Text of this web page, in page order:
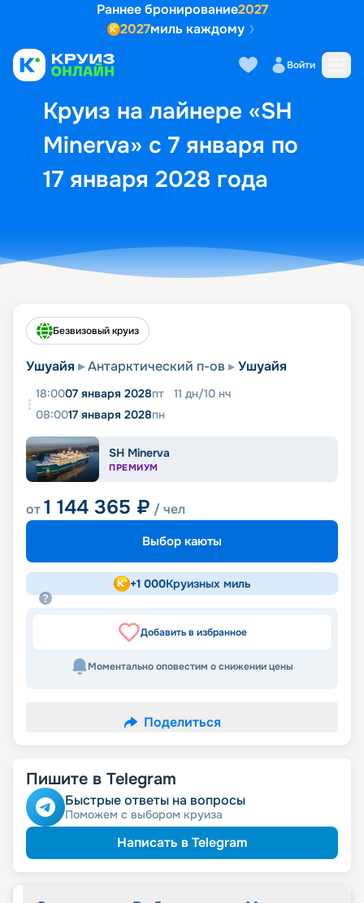
Раннее бронирование2027
2027миль каждому
Войти
Круиз на лайнере «SH
Minerva» с 7 января по
17 января 2028 года
Выбор кают Маршрут и
Безвизовый круиз
Ушуайя Антарктический п-ов Ушуайя
18:0007 января 2028пт 11 дн/10 нч
08:0017 января 2028пн
SH Minerva
ПРЕМИУМ
от1 144 365 ₽ / чел
Выбор каюты
+1 000Круизных миль
Добавить в избранное
Моментально оповестим о снижении цены
Поделиться
Пишите в Telegram
Быстрые ответы на вопросы
Поможем с выбором круиза
Написать в Telegram